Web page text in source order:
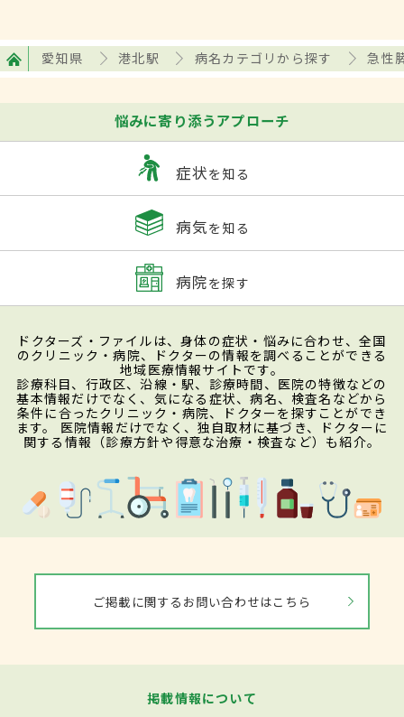
愛知県 港北駅 病名カテゴリから探す 急性
悩みに寄り添うアプローチ
症状を知る
病気を知る
病院を探す
ドクターズ・ファイルは、身体の症状・悩みに合わせ、全国
のクリニック・病院、ドクターの情報を調べることができる
地域医療情報サイトです。
診療科目、行政区、沿線・駅、診療時間、医院の特徴などの
基本情報だけでなく、気になる症状、病名、検査名などから
条件に合ったクリニック・病院、ドクターを探すことができ
ます。 医院情報だけでなく、独自取材に基づき、ドクターに
関する情報（診療方針や得意な治療・検査など）も紹介。
ご掲載に関するお問い合わせはこちら
掲載情報について